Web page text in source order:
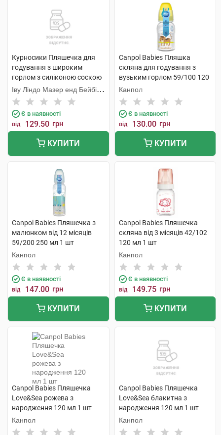
Курносики Пляшечка для
годування з широким
горлом з силіконою соскою
7006 1 шт
Іву Ліндо Мазер енд Бейбі
Продактс
Є в наявності
від 129.50 грн
КУПИТИ
Canpol Babies Пляшка
скляна для годування з
вузьким горлом 59/100 120
мл 1 шт
Канпол
Є в наявності
від 130.00 грн
КУПИТИ
Canpol Babies Пляшечка з
малюнком від 12 місяців
59/200 250 мл 1 шт
Канпол
Є в наявності
від 147.00 грн
КУПИТИ
Canpol Babies Пляшечка
скляна від 3 місяців 42/102
120 мл 1 шт
Канпол
Є в наявності
від 149.75 грн
КУПИТИ
Canpol Babies Пляшечка
Love&Sea рожева з
народження 120 мл 1 шт
Канпол
Canpol Babies Пляшечка
Love&Sea блакитна з
народження 120 мл 1 шт
Канпол